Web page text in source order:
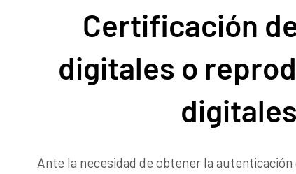
Certificación
digitales o
digitales
Ante la necesidad de obtener la autenticación